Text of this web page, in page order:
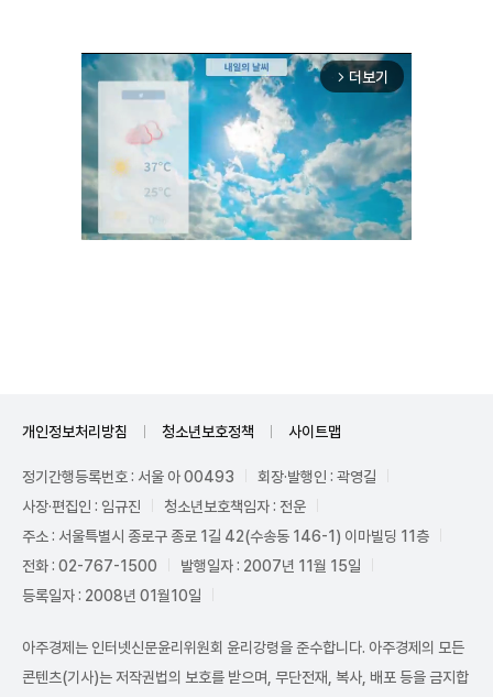
arrow_forward_ios 더보기
개인정보처리방침 청소년보호정책 사이트맵
정기간행등록번호 : 서울 아 00493
회장·발행인 : 곽영길
사장·편집인 : 임규진
청소년보호책임자 : 전운
주소 : 서울특별시 종로구 종로 1길 42(수송동 146-1) 이마빌딩 11층
전화 : 02-767-1500
발행일자 : 2007년 11월 15일
등록일자 : 2008년 01월10일
아주경제는 인터넷신문윤리위원회 윤리강령을 준수합니다. 아주경제의 모든
콘텐츠(기사)는 저작권법의 보호를 받으며, 무단전재, 복사, 배포 등을 금지합